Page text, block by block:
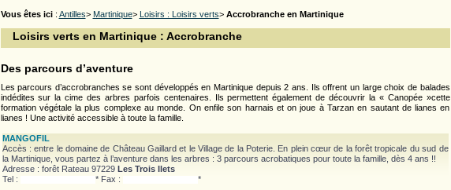
Vous êtes ici: Antilles> Martinique> Loisirs : Loisirs verts> Accrobranche en Martinique
Loisirs verts en Martinique : Accrobranche
Des parcours d’aventure
Les parcours d’accrobranches se sont développés en Martinique depuis 2 ans. Ils offrent un large choix de balades
indédites sur la cime des arbres parfois centenaires. Ils permettent également de découvrir la « Canopée »cette
formation végétale la plus complexe au monde. On enfile son harnais et on joue à Tarzan en sautant de lianes en
lianes ! Une activité accessible à toute la famille.
MANGOFIL
Accès : entre le domaine de Château Gaillard et le Village de la Poterie. En plein cœur de la forêt tropicale du sud de
la Martinique, vous partez à l’aventure dans les arbres : 3 parcours acrobatiques pour toute la famille, dès 4 ans !!
Adresse : forêt Rateau 97229 Les Trois Ilets
Tel :
* Fax : *